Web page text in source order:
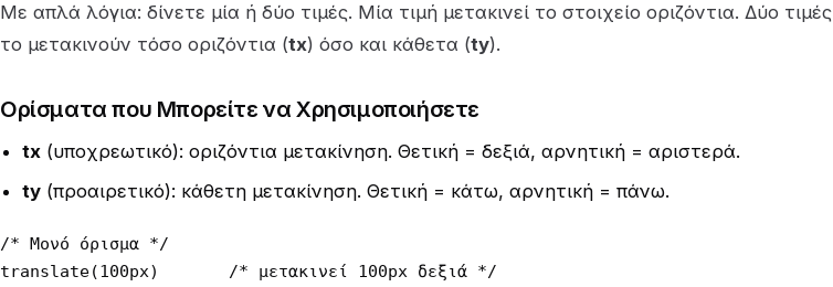
Με απλά λόγια: δίνετε μία ή δύο τιμές. Μία τιμή μετακινεί το στοιχείο οριζόντια. Δύο τιμές
το μετακινούν τόσο οριζόντια (tx) όσο και κάθετα (ty).
Ορίσματα που Μπορείτε να Χρησιμοποιήσετε
tx (υποχρεωτικό): οριζόντια μετακίνηση. Θετική = δεξιά, αρνητική = αριστερά.
ty (προαιρετικό): κάθετη μετακίνηση. Θετική = κάτω, αρνητική = πάνω.
/* Μονό όρισμα */
translate(100px)       /* μετακινεί 100px δεξιά */